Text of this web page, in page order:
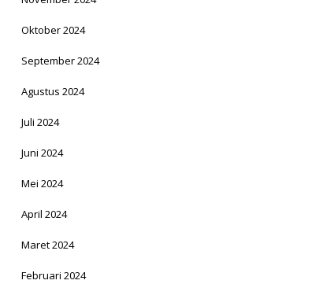
Oktober 2024
September 2024
Agustus 2024
Juli 2024
Juni 2024
Mei 2024
April 2024
Maret 2024
Februari 2024